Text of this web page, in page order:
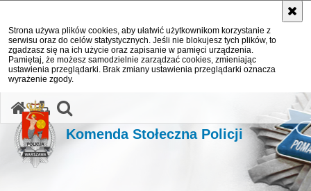
Strona używa plików cookies, aby ułatwić użytkownikom korzystanie z
serwisu oraz do celów statystycznych. Jeśli nie blokujesz tych plików, to
zgadzasz się na ich użycie oraz zapisanie w pamięci urządzenia.
Pamiętaj, że możesz samodzielnie zarządzać cookies, zmieniając
ustawienia przeglądarki. Brak zmiany ustawienia przeglądarki oznacza
wyrażenie zgody.
Komenda Stołeczna Policji